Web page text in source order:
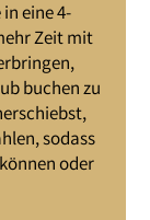
eine 4-
Zeit mit
buchen zu
sodass
oder